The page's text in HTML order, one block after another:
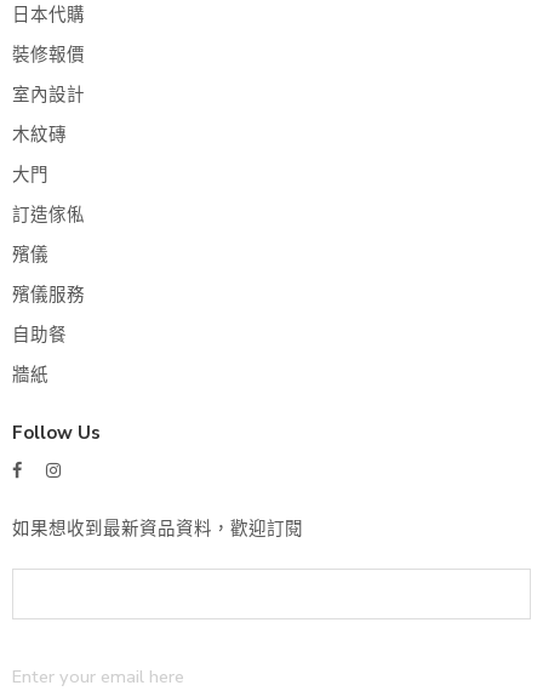
日本代購
裝修報價
室內設計
木紋磚
大門
訂造傢俬
殯儀
殯儀服務
自助餐
牆紙
Follow Us
如果想收到最新資品資料，歡迎訂閱